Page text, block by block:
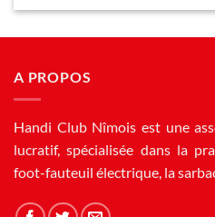
A PROPOS
Handi Club Nîmois est une
lucratif, spécialisée dans la
foot-fauteuil électrique, la